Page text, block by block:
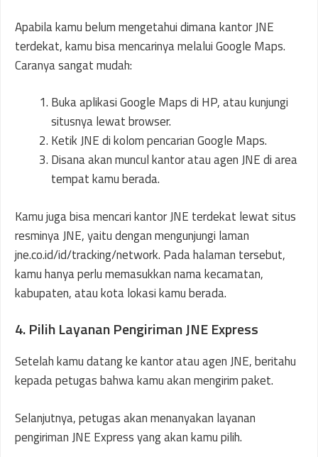
Apabila kamu belum mengetahui dimana kantor JNE
terdekat, kamu bisa mencarinya melalui Google Maps.
Caranya sangat mudah:
Buka aplikasi Google Maps di HP, atau kunjungi
situsnya lewat browser.
Ketik JNE di kolom pencarian Google Maps.
Disana akan muncul kantor atau agen JNE di area
tempat kamu berada.
Kamu juga bisa mencari kantor JNE terdekat lewat situs
resminya JNE, yaitu dengan mengunjungi laman
jne.co.id/id/tracking/network. Pada halaman tersebut,
kamu hanya perlu memasukkan nama kecamatan,
kabupaten, atau kota lokasi kamu berada.
4. Pilih Layanan Pengiriman JNE Express
Setelah kamu datang ke kantor atau agen JNE, beritahu
kepada petugas bahwa kamu akan mengirim paket.
Selanjutnya, petugas akan menanyakan layanan
pengiriman JNE Express yang akan kamu pilih.